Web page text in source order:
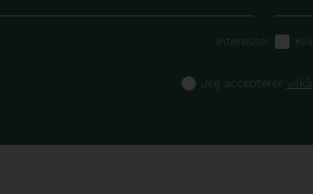
Interesse:
Jeg accepterer